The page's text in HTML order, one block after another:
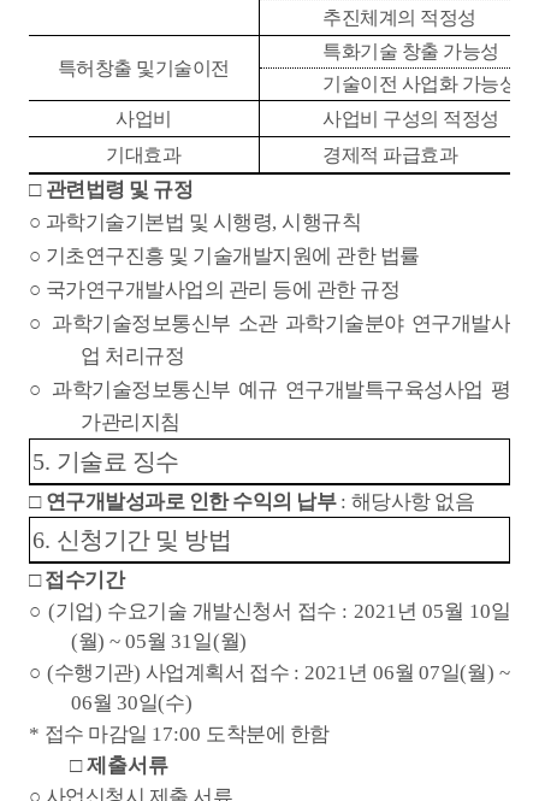
추진체계의 적정성
특허창출 및기술이전
특화기술 창출 가능성
기술이전 사업화 가능성
사업비
사업비 구성의 적정성
기대효과
경제적 파급효과
□ 관련법령 및 규정
○ 과학기술기본법 및 시행령,시행규칙
○ 기초연구진흥 및 기술개발지원에 관한 법률
○ 국가연구개발사업의 관리 등에 관한 규정
○ 과학기술정보통신부 소관 과학기술분야 연구개발사
업 처리규정
○ 과학기술정보통신부 예규 연구개발특구육성사업 평
가관리지침
5. 기술료 징수
□ 연구개발성과로 인한 수익의 납부 : 해당사항 없음
6. 신청기간 및 방법
□ 접수기간
○ (기업) 수요기술 개발신청서 접수 : 2021년 05월 10일
(월) ~ 05월31일(월)
○ (수행기관) 사업계획서 접수 : 2021년 06월 07일(월) ~
06월 30일(수)
* 접수 마감일 17:00 도착분에 한함
□제출서류